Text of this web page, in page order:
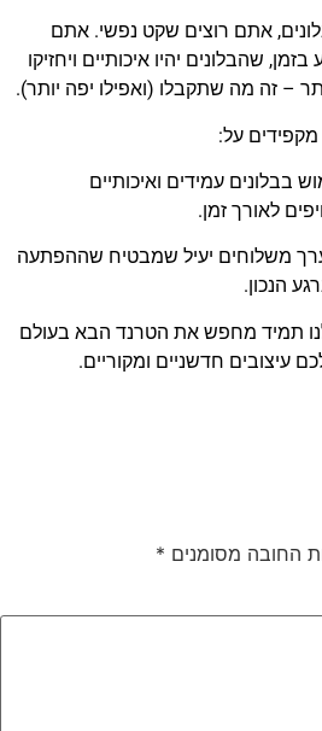
אתם רוצים שקט נפשי. אתם
שהבלונים יהיו איכותיים ויחזיקו
זה מה שתקבלו (ואפילו יפה יותר).
מקפידים על:
בבלונים עמידים ואיכותיים
לאורך זמן.
משלוחים יעיל שמבטיח שההפתעה
הנכון.
תמיד מחפש את הטרנד הבא בעולם
עיצובים חדשניים ומקוריים.
החובה מסומנים *